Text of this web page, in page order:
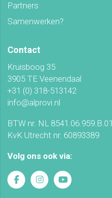
Partners
Samenwerken?
Contact
Kruisboog 35
3905 TE Veenendaal
+31 (0) 318-513142
info@alprovi.nl
BTW nr. NL 8541.06.959.B.01
KvK Utrecht nr. 60893389
Volg ons ook via: